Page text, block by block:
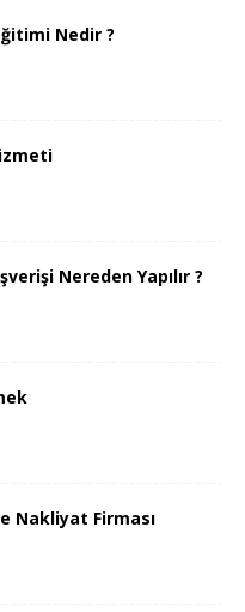
Nedir ?
Nereden Yapılır ?
Nakliyat Firması